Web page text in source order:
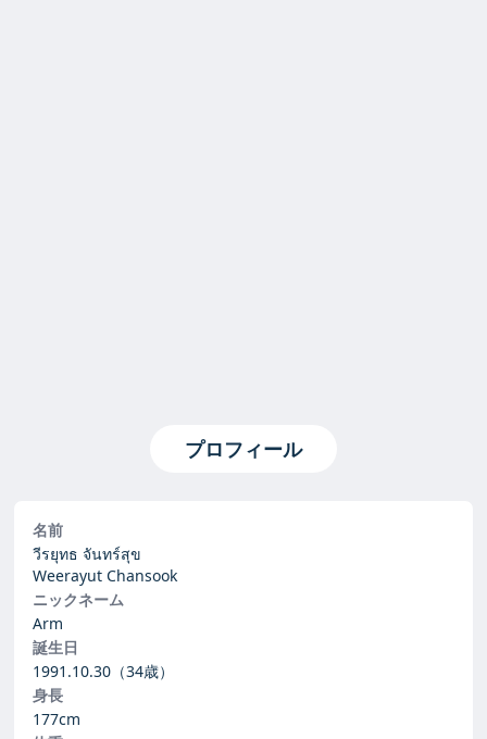
プロフィール
名前
วีรยุทธ จันทร์สุข
Weerayut Chansook
ニックネーム
Arm
誕生日
1991.10.30 （34歳）
身長
177cm